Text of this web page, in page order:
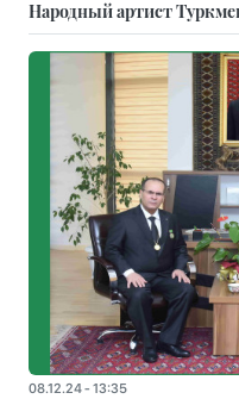
Народный артист
08.12.24 - 13:35